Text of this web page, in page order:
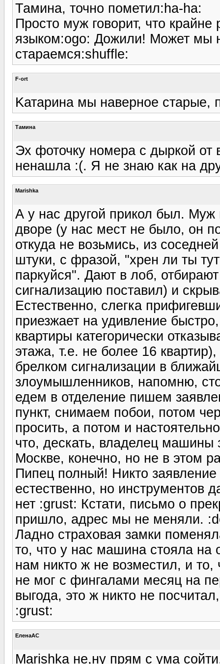
Тамина, точно пометил:ha-ha:
Просто муж говорит, что
языком:ogo: Дожили! Может мы
стараемся:shuffle:
F-ort
Kатарина мы наверное старые,
Тамина
Эх фоточку номера с дыркой
ненашла :(. Я не знаю как на
Marishka
А у нас другой прикол был.
дворе (у нас мест не было, он
откуда не возьмись, из
штуки, с фразой, "хрен ли ты
паркуйся". Дают в лоб,
сигнализацию поставил) и
Естественно, слегка
приезжает на удивление
квартиры категорически
этажа, т.е. не более 16
брелком сигнализации в
злоумышленников, напомню,
едем в отделение пишем
пункт, снимаем побои, потом
просить, а потом и
что, дескать, владелец машины
Москве, конечно, но не в этом
Пипец полный! Никто
естественно, но инструментов
нет :grust: Кстати, письмо о
пришло, адрес мы не меняли.
Ладно страховая замки
то, что у нас машина стояла на
нам никто ж не возместил, и
не мог с фингалами месяц на
выгода, это ж никто не
:grust:
ЕленаАС
Marishka не,ну прям с ума